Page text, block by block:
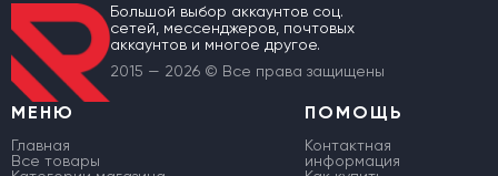
Большой выбор аккаунтов соц.
сетей, мессенджеров, почтовых
аккаунтов и многое другое.
2015 — 2026 © Все права защищены
МЕНЮ
Главная
Все товары
ПОМОЩЬ
Контактная
информация